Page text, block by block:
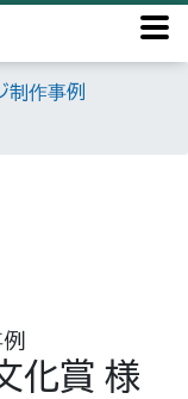
制作事例
化賞 様